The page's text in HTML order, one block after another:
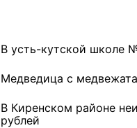
В усть-кутской школе
Медведица с
В Киренском районе
рублей